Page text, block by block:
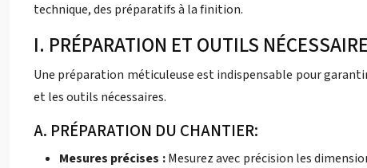
technique, des préparatifs à la finition.
I. PRÉPARATION ET OUTILS
Une préparation méticuleuse est indispensable pour
et les outils nécessaires.
A. PRÉPARATION DU CHANTIER:
Mesures précises :Mesurez avec précision les